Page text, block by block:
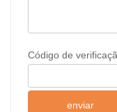
Código de
enviar